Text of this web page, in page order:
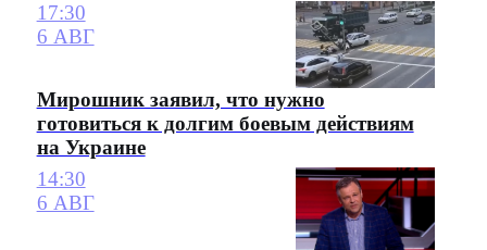
17:30
6 АВГ
Мирошник заявил, что нужно
готовиться к долгим боевым действиям
на Украине
14:30
6 АВГ